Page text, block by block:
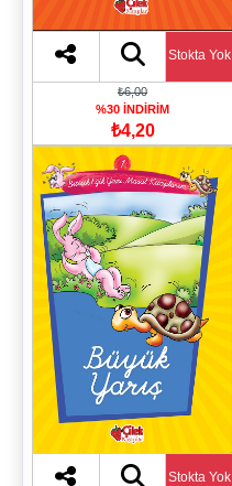
Stokta Yok
₺6,00
%30 İNDİRİM
₺4,20
Stokta Yok